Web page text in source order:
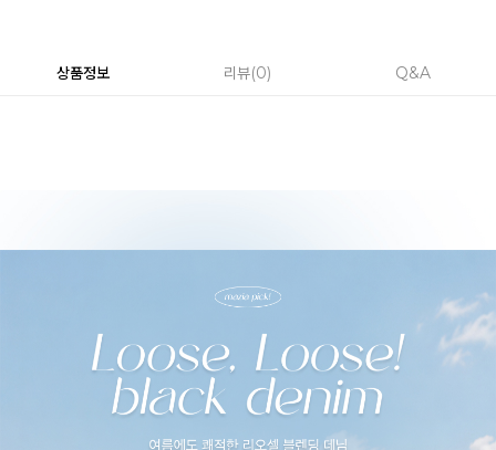
상품정보 리뷰 0 Q&A